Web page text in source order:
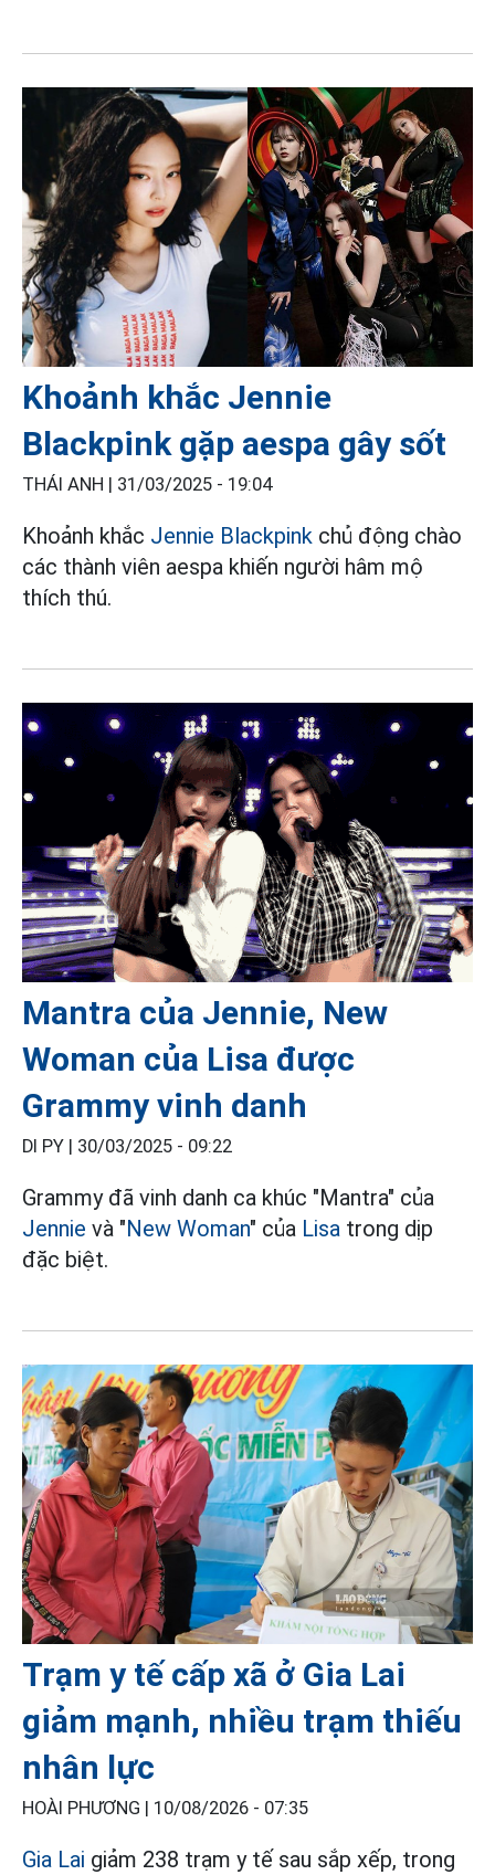
Khoảnh khắc Jennie
Blackpink gặp aespa gây sốt
THÁI ANH | 31/03/2025 - 19:04
Khoảnh khắc Jennie Blackpink chủ động chào
các thành viên aespa khiến người hâm mộ
thích thú.
Mantra của Jennie, New
Woman của Lisa được
Grammy vinh danh
DI PY | 30/03/2025 - 09:22
Grammy đã vinh danh ca khúc "Mantra" của
Jennie và "New Woman" của Lisa trong dịp
đặc biệt.
Trạm y tế cấp xã ở Gia Lai
giảm mạnh, nhiều trạm thiếu
nhân lực
HOÀI PHƯƠNG | 10/08/2026 - 07:35
Gia Lai giảm 238 trạm y tế sau sắp xếp, trong